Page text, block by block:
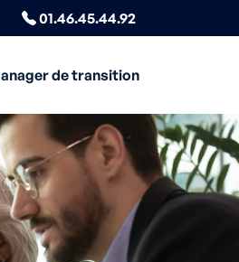
01.46.45.44.92
de transition